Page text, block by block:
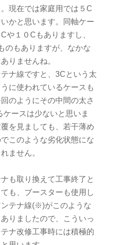
現在では家庭用では５C
かと思います。同軸ケー
や１０Cもありますし、
のもありますが、なかな
りませんね。
ナ線ですと、3Cという太
に使われているケースも
のようにその中間の太さ
ースは少ないと思いま
を見ましても、若干薄め
このような劣化状態にな
ません。
も取り換えて工事終了と
も、ブースターも使用し
テナ線(※)がこのような
りましたので、こういっ
ナ改修工事時には積極的